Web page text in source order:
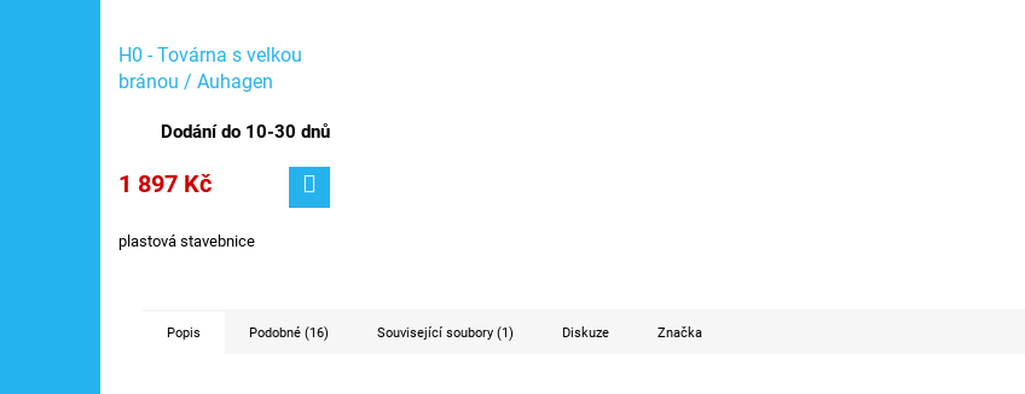
H0 - Továrna s velkou
bránou / Auhagen
Dodání do 10-30 dnů
1 897 Kč
plastová stavebnice
Popis Podobné (16) Související soubory (1) Diskuze Značka